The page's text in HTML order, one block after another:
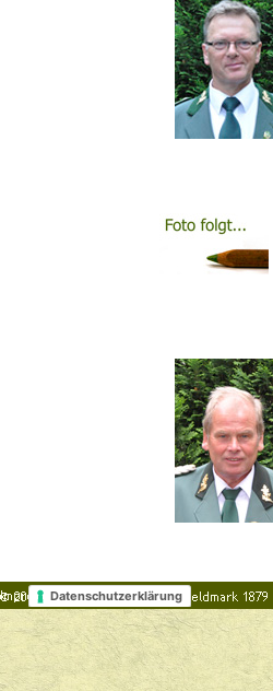
Datenschutzerklärung
Zurück zum Seiteninhalt